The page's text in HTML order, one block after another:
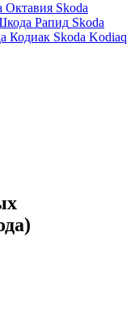
Skoda
Skoda
Skoda Kodiaq